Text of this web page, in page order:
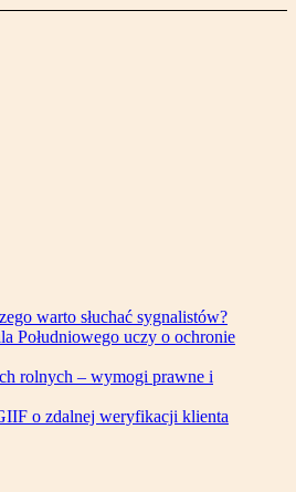
warto słuchać sygnalistów?
Południowego uczy o ochronie
rolnych – wymogi prawne i
o zdalnej weryfikacji klienta